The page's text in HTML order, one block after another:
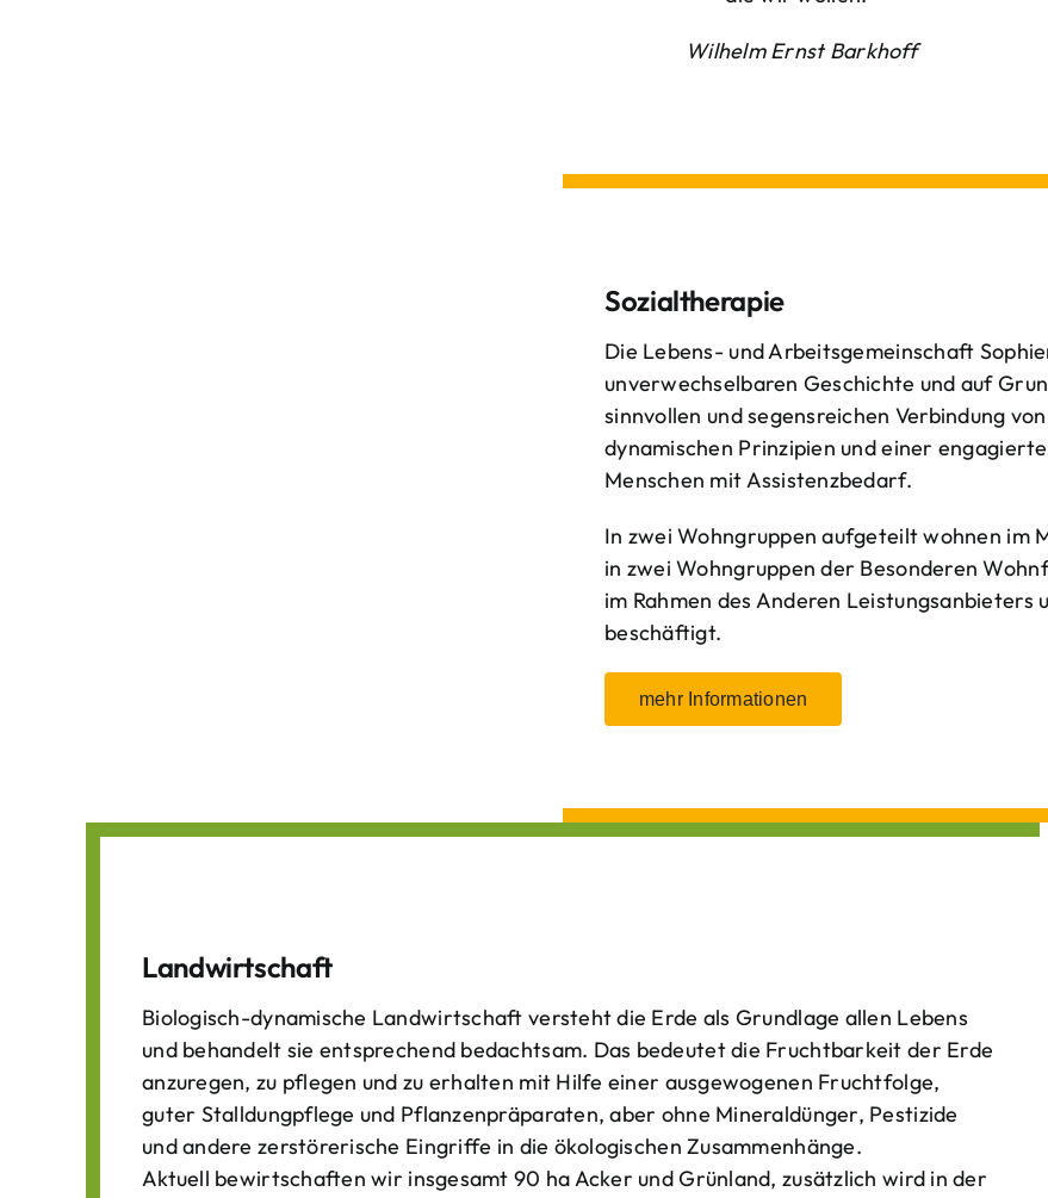
Wilhelm Ernst Barkhoff
Sozialtherapie
Die Lebens- und Arbeitsgemeinschaft
unverwechselbaren Geschichte und auf
sinnvollen und segensreichen Verbindung
dynamischen Prinzipien und einer
Menschen mit Assistenzbedarf.
In zwei Wohngruppen aufgeteilt wohnen im
in zwei Wohngruppen der Besonderen
im Rahmen des Anderen Leistungsanbieters
beschäftigt.
mehr Informationen
Landwirtschaft
Biologisch-dynamische Landwirtschaft versteht die Erde als Grundlage allen Lebens
und behandelt sie entsprechend bedachtsam. Das bedeutet die Fruchtbarkeit der Erde
anzuregen, zu pflegen und zu erhalten mit Hilfe einer ausgewogenen Fruchtfolge,
guter Stalldungpflege und Pflanzenpräparaten, aber ohne Mineraldünger, Pestizide
und andere zerstörerische Eingriffe in die ökologischen Zusammenhänge.
Aktuell bewirtschaften wir insgesamt 90 ha Acker und Grünland, zusätzlich wird in der